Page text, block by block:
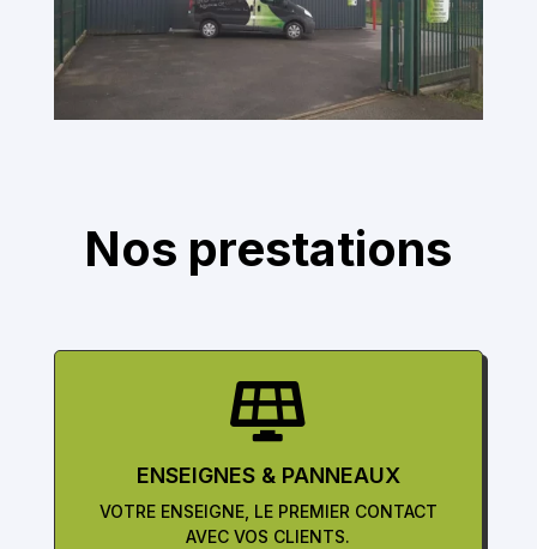
Nos prestations

ENSEIGNES & PANNEAUX
VOTRE ENSEIGNE, LE PREMIER CONTACT
AVEC VOS CLIENTS.